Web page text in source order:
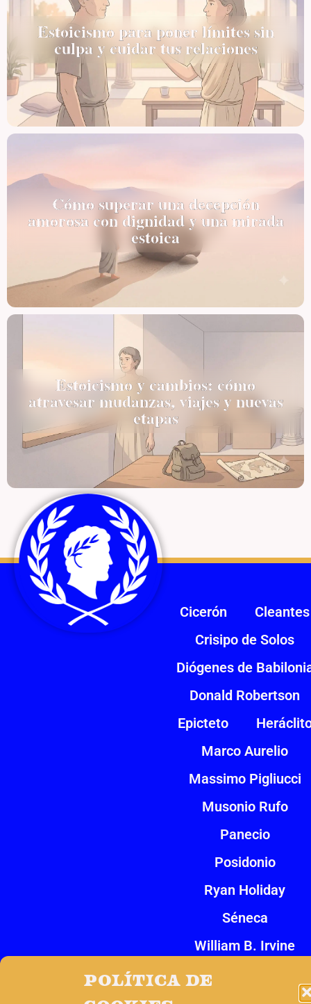
Política de
Estoicismo para poner límites sin
culpa y cuidar tus relaciones
Cómo superar una decepción
amorosa con dignidad y una mirada
estoica
Estoicismo y cambios: cómo
atravesar mudanzas, viajes y nuevas
etapas
Cicerón
Cleantes
Crisipo de Solos
Diógenes de
Donald Robertson
Epicteto
Marco Aurelio
Massimo Pigliucci
Musonio Rufo
Panecio
Posidonio
Ryan Holiday
Séneca
William B. Irvine
Zenón de Citio